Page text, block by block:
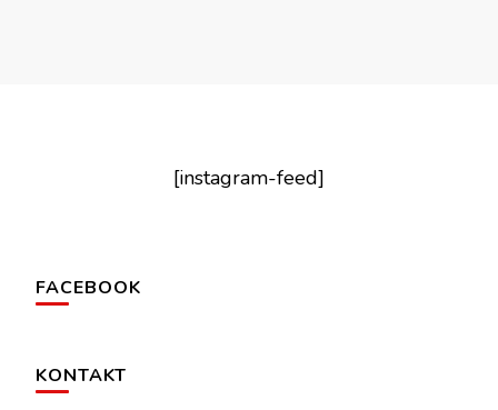
[instagram-feed]
FACEBOOK
KONTAKT